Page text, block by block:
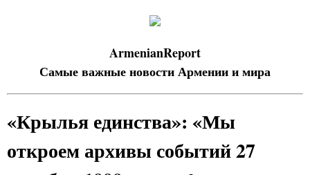
ArmenianReport
Самые важные новости Армении и мира
«Крылья единства»: «Мы
откроем архивы событий 27